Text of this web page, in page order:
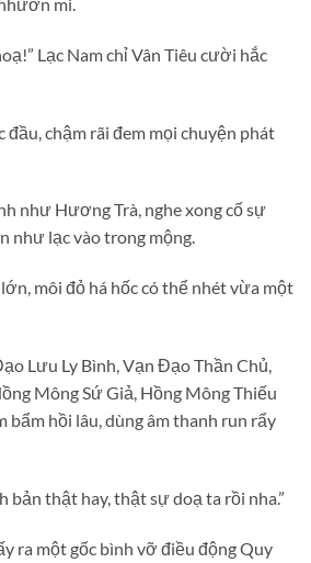
Lạc Nam chỉ Vân Tiêu cười hắc
đầu, chậm rãi đem mọi chuyện phát
như Hương Trà, nghe xong cố sự
như lạc vào trong mộng.
môi đỏ há hốc có thể nhét vừa một
Lưu Ly Bình, Vạn Đạo Thần Chủ,
Mông Sứ Giả, Hồng Mông Thiếu
bẩm hồi lâu, dùng âm thanh run rẩy
bản thật hay, thật sự doạ ta rồi nha.”
ra một gốc bình vỡ điều động Quy